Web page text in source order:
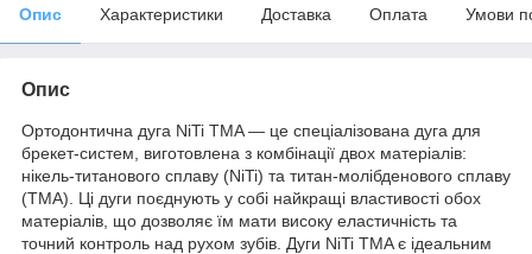
Опис Характеристики Доставка Оплата Умови
Опис
Ортодонтична дуга NiTi TMA — це спеціалізована дуга для
брекет-систем, виготовлена з комбінації двох матеріалів:
нікель-титанового сплаву (NiTi) та титан-молібденового сплаву
(TMA). Ці дуги поєднують у собі найкращі властивості обох
матеріалів, що дозволяє їм мати високу еластичність та
точний контроль над рухом зубів. Дуги NiTi TMA є ідеальним